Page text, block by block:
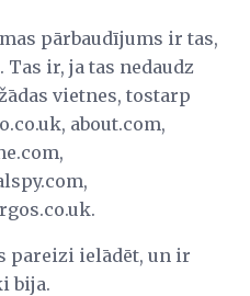
pārbaudījums ir tas,
ir, ja tas nedaudz
vietnes, tostarp
about.com,
pareizi ielādēt, un ir
bija.